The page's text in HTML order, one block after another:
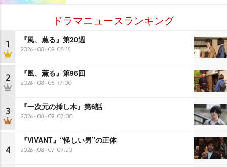
ドラマニュースランキング
1 『風、薫る』第20週
2026-08-09 08:15
2 『風、薫る』第96回
2026-08-08 17:00
3 『一次元の挿し木』第6話
2026-08-09 07:00
4
『VIVANT』“怪しい男”の正体
2026-08-07 09:20